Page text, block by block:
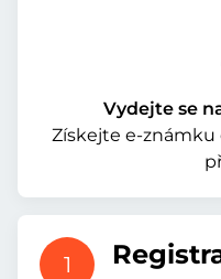
Vydejte se
Získejte e-
1